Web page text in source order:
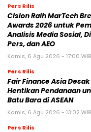
Pers Rilis
Cision Raih MarTech
Awards 2026 untuk
Analisis Media Sosial,
Pers, dan AEO
Kamis, 6 Agu 2026 - 17:00 WIB
Pers Rilis
Fair Finance Asia
Hentikan Pendanaan
Batu Bara di ASEAN
Kamis, 6 Agu 2026 - 13:02 WIB
Pers Rilis